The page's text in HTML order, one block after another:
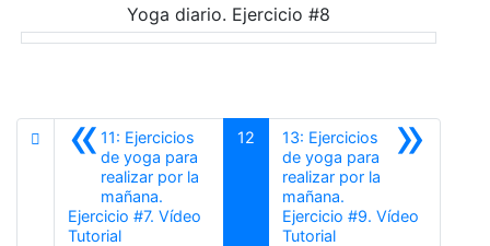
Yoga diario. Ejercicio #8
«11: Ejercicios
de yoga para
realizar por la
mañana.
Ejercicio #7. Vídeo
TutorialAnterior
12 »
13: Ejercicios
de yoga para
realizar por la
mañana.
Ejercicio #9. Vídeo
TutorialSiguiente